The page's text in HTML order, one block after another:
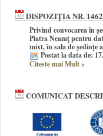
DISPOZIȚIA NR.
Privind convocarea în
Piatra Neamţ pentru
mixt, în sala de ședințe
Postat la data de:
Citeste mai Mult»
COMUNICAT